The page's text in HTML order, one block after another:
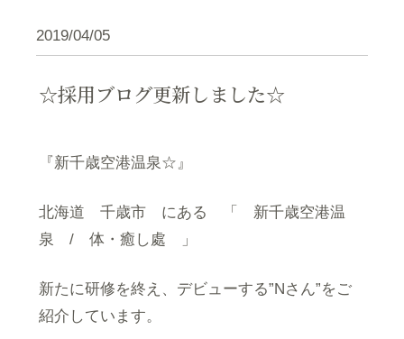
2019/04/05
☆採用ブログ更新しました☆
『新千歳空港温泉☆』
北海道 千歳市 にある 「 新千歳空港温
泉 / 体・癒し處 」
新たに研修を終え、デビューする”Nさん”をご
紹介しています。